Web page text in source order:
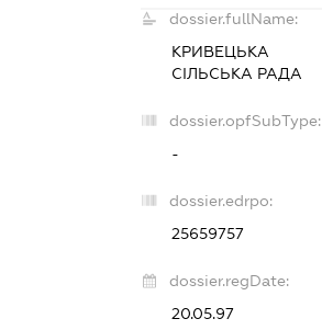
dossier.fullName:
КРИВЕЦЬКА
СІЛЬСЬКА РАДА
dossier.opfSubType:
-
dossier.edrpo:
25659757
dossier.regDate:
20.05.97